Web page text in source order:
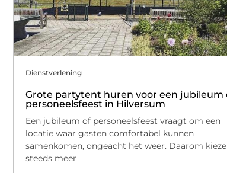
Dienstverlening
Grote partytent huren voor een jubileum
personeelsfeest in Hilversum
Een jubileum of personeelsfeest vraagt om een
locatie waar gasten comfortabel kunnen
samenkomen, ongeacht het weer. Daarom
steeds meer